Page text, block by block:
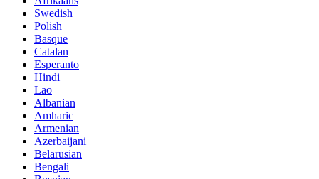
Swedish
Polish
Basque
Catalan
Esperanto
Hindi
Lao
Albanian
Amharic
Armenian
Azerbaijani
Belarusian
Bengali